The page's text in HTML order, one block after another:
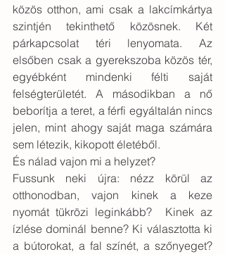
közös otthon, ami csak a lakcímkártya
szintjén tekinthető közösnek. Két
párkapcsolat téri lenyomata. Az
elsőben csak a gyerekszoba közös tér,
egyébként mindenki félti saját
felségterületét. A másodikban a nő
beborítja a teret, a férfi egyáltalán nincs
jelen, mint ahogy saját maga számára
sem létezik, kikopott életéből.
És nálad vajon mi a helyzet?
Fussunk neki újra: nézz körül az
otthonodban, vajon kinek a keze
nyomát tükrözi leginkább?  Kinek az
ízlése dominál benne? Ki választotta ki
a bútorokat, a fal színét, a szőnyeget?